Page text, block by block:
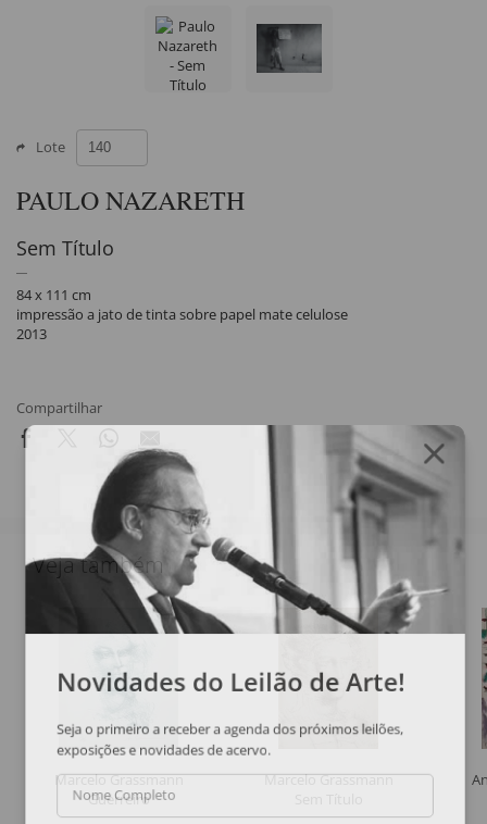
Lote
PAULO NAZARETH
Sem Título
84 x 111 cm
impressão a jato de tinta sobre papel mate celulose
2013
Compartilhar
Veja também
Marcelo Grassmann
Guerreiro
Marcelo Grassmann
Novidades do Leilão de Arte!
Seja o primeiro a receber a agenda dos próximos leilões,
exposições e novidades de acervo.
Nome Completo